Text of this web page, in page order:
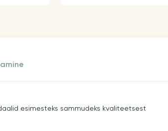
esimesteks sammudeks kvaliteetsest